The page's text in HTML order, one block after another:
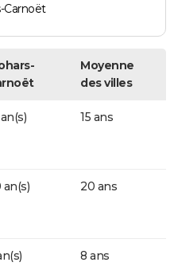
Carnoët
Moyenne
des villes
15 ans
an(s) 20 ans
8 ans